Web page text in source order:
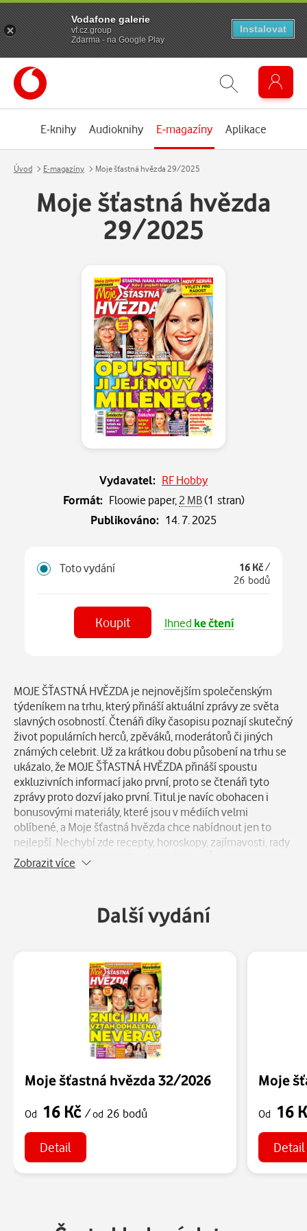
E-knihy Audioknihy E-magazíny Aplikace
Úvod E-magazíny Moje šťastná hvězda 29/2025
Moje šťastná hvězda
29/2025
Vydavatel: RF Hobby
Formát: Floowie paper, 2 MB(1 stran)
Publikováno: 14. 7. 2025
Toto vydání 16 Kč/
26 bodů
Koupit Ihned ke čtení
Popis
MOJE ŠŤASTNÁ HVĚZDA je nejnovějším společenským
týdeníkem na trhu, který přináší aktuální zprávy ze světa
slavných osobností. Čtenáři díky časopisu poznají skutečný
život populárních herců, zpěváků, moderátorů či jiných
známých celebrit. Už za krátkou dobu působení na trhu se
ukázalo, že MOJE ŠŤASTNÁ HVĚZDA přináší spoustu
exkluzivních informací jako první, proto se čtenáři tyto
zprávy proto dozví jako první. Titul je navíc obohacen i
bonusovými materiály, které jsou v médiích velmi
oblíbené, a Moje šťastná hvězda chce nabídnout jen to
nejlepší. Nechybí zde recepty, horoskopy, zajímavosti, rady
pro zdraví i krásu i soutěže o lákavé ceny. Časopis
pravidelně zařazuje i bonusové několikastránkové přílohy,
proto zařazuje témata, o které si čtenáři sami píší.
Zobrazit více
Další vydání
Moje šťastná hvězda 32/2026
Od 16 Kč /od 26 bodů
Detail
Moje
Od 16
Detail
Vodafone galerie
vf.cz.group
Zdarma - na Google Play
Instalovat